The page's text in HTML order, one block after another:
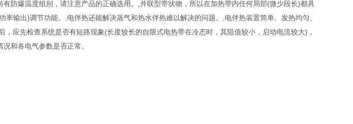
防爆温度组别，请注意产品的正确选用。,并联型带状物，所以在加热带内任何局部(微少段长)都具
率输出)调节功能。,电伴热还能解决蒸气和热水伴热难以解决的问题。,电伴热装置简单、发热均匀、
应先检查系统是否有短路现象(长度较长的自限式电热带在冷态时，其阻值较小，启动电流较大)，
和各电气参数是否正常。